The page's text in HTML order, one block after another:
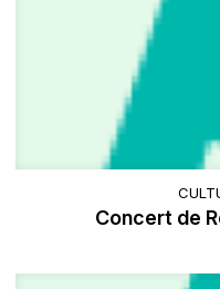
Concert de